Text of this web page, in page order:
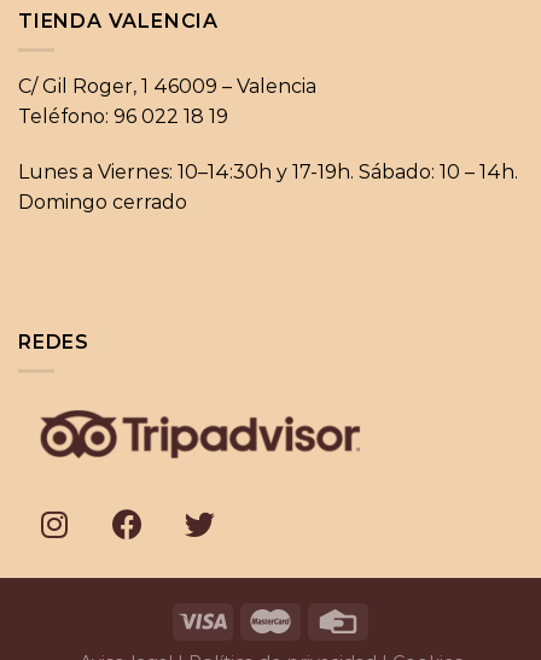
TIENDA VALENCIA
C/ Gil Roger, 1 46009 – Valencia
Teléfono: 96 022 18 19
Lunes a Viernes: 10–14:30h y 17-19h. Sábado: 10 – 14h.
Domingo cerrado
REDES